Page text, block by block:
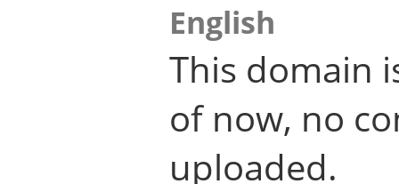
English
This domain
of now, no
uploaded.